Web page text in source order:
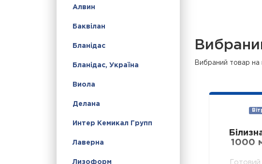
Алвин
Баквілан
Бланідас
Бланідас, Україна
Виола
Делана
Интер Кемикал Групп
Лаверна
Лизоформ
Вибраний товар на
1000